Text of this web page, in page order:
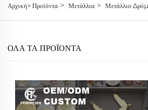
Αρχική>Προϊόντα > Μετάλλια > Μετάλλιο
ΌΛΑ ΤΑ ΠΡΟΪΟΝΤΑ